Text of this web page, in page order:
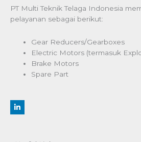
PT Multi Teknik Telaga Indonesia
pelayanan sebagai berikut:
Gear Reducers/Gearboxes
Electric Motors (termasuk
Brake Motors
Spare Part
L
i